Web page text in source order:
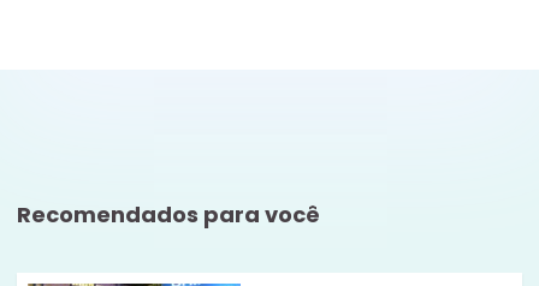
Recomendados para você